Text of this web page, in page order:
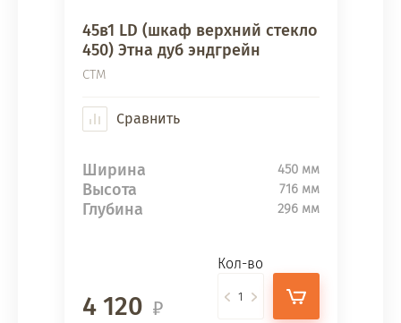
45в1 LD (шкаф верхний стекло
450) Этна дуб эндгрейн
СТМ
Сравнить
Ширина 450 мм
Высота 716 мм
Глубина 296 мм
4 120
Кол-во